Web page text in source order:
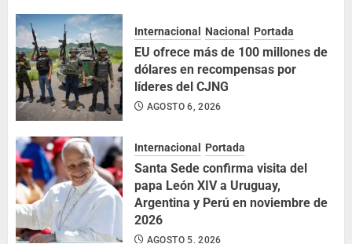
Internacional Nacional Portada
EU ofrece más de 100 millones de
dólares en recompensas por
líderes del CJNG
AGOSTO 6, 2026
Internacional Portada
Santa Sede confirma visita del
papa León XIV a Uruguay,
Argentina y Perú en noviembre de
2026
AGOSTO 5, 2026